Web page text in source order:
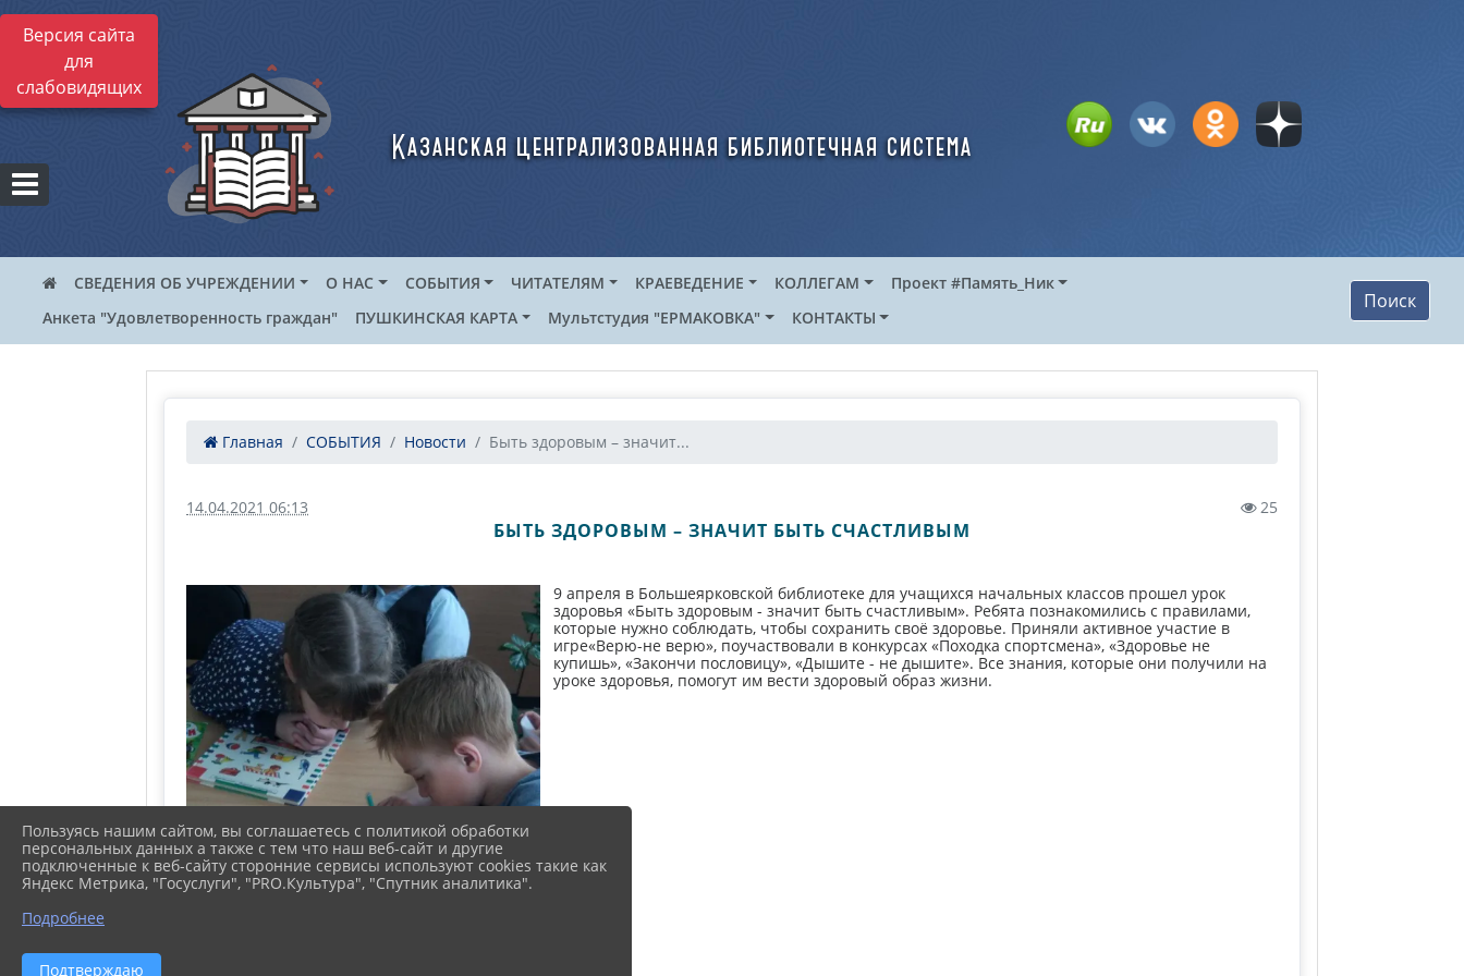
Версия сайта
для
слабовидящих
Казанская централизованная библиотечная система
СВЕДЕНИЯ ОБ УЧРЕЖДЕНИИ О НАС СОБЫТИЯ ЧИТАТЕЛЯМ КРАЕВЕДЕНИЕ КОЛЛЕГАМ
Проект #Память_Ник
Анкета "Удовлетворенность граждан"
ПУШКИНСКАЯ КАРТА Мультстудия "ЕРМАКОВКА" КОНТАКТЫ
Поиск
Главная СОБЫТИЯ Новости Быть здоровым – значит...
14.04.2021 06:13 25
БЫТЬ ЗДОРОВЫМ – ЗНАЧИТ БЫТЬ СЧАСТЛИВЫМ
9 апреля в Большеярковской библиотеке для учащихся начальных классов прошел урок
здоровья «Быть здоровым - значит быть счастливым». Ребята познакомились с правилами,
которые нужно соблюдать, чтобы сохранить своё здоровье. Приняли активное участие в
игре«Верю-не верю», поучаствовали в конкурсах «Походка спортсмена», «Здоровье не
купишь», «Закончи пословицу», «Дышите - не дышите». Все знания, которые они получили на
уроке здоровья, помогут им вести здоровый образ жизни.
Пользуясь нашим сайтом, вы соглашаетесь с политикой обработки
персональных данных а также с тем что наш веб-сайт и другие
подключенные к веб-сайту сторонние сервисы используют cookies такие как
Яндекс Метрика, "Госуслуги", "PRO.Культура", "Спутник аналитика".
Подробнее
Подтверждаю